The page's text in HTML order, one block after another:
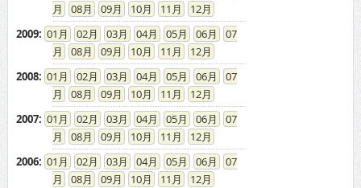
08
09 10 11
12
2009: 01 02 03 04 05 06
07
08
09 10 11
12
2008: 01 02 03 04 05 06
07
08
09 10 11
12
2007: 01 02 03 04 05 06
07
08
09 10 11
12
2006: 01 02 03 04 05 06
07
08
09 10 11
12